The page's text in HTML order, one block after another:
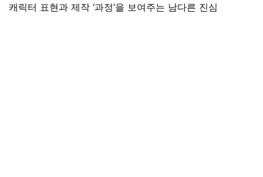
캐릭터 표현과 제작 ‘과정’을 보여주는 남다른 진심